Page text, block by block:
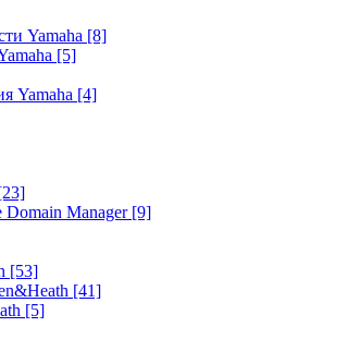
Yamaha [8]
[5]
Yamaha [4]
Domain Manager [9]
[53]
[41]
[5]